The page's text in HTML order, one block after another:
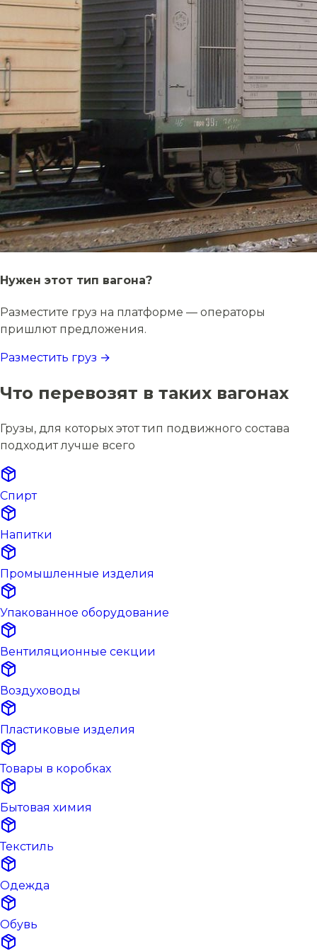
Нужен этот тип вагона?
Разместите груз на платформе — операторы
пришлют предложения.
Разместить груз →
Что перевозят в таких вагонах
Грузы, для которых этот тип подвижного состава
подходит лучше всего
Спирт
Напитки
Промышленные изделия
Упакованное оборудование
Вентиляционные секции
Воздуховоды
Пластиковые изделия
Товары в коробках
Бытовая химия
Текстиль
Одежда
Обувь